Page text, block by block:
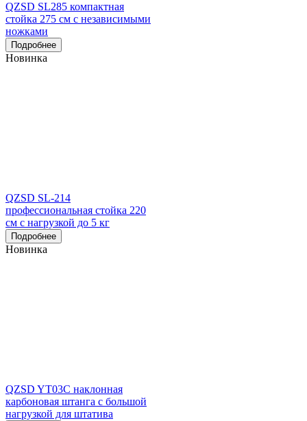
QZSD SL285 компактная
стойка 275 см с независимыми
ножками
Подробнее
Новинка
QZSD SL-214
профессиональная стойка 220
см с нагрузкой до 5 кг
Подробнее
Новинка
QZSD YT03C наклонная
карбоновая штанга с большой
нагрузкой для штатива